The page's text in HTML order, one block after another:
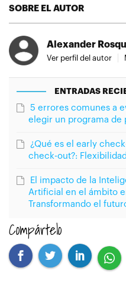
SOBRE EL AUTOR
Alexander
Ver perfil del autor
ENTRADAS
5 errores comunes a
elegir un programa de
¿Qué es el early
check-out?:
El impacto de la
Artificial en el ámbito
Transformando el
Compártelo